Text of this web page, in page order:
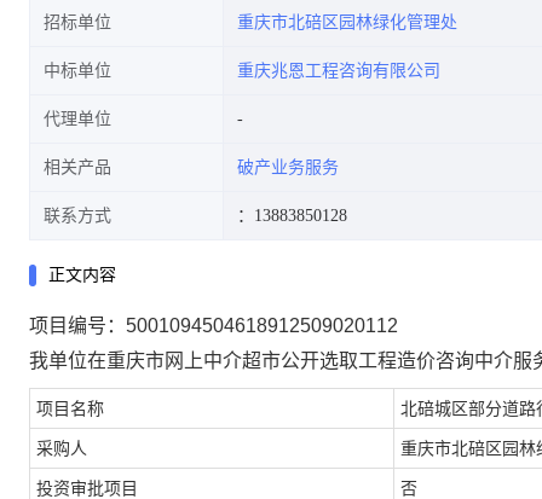
招标单位 重庆市北碚区园林绿化管理处
中标单位 重庆兆恩工程咨询有限公司
代理单位
相关产品 破产业务服务
联系方式 ：13883850128
正文内容
项目编号：5001094504618912509020112
我单位在重庆市网上中介超市公开选取工程造价咨询中介
项目名称 北碚城区部分道
采购人 重庆市北碚区园林
投资审批项目 否